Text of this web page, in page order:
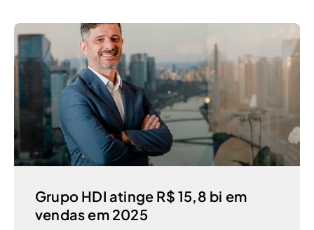
Grupo HDI atinge R$ 15,8 bi em
vendas em 2025